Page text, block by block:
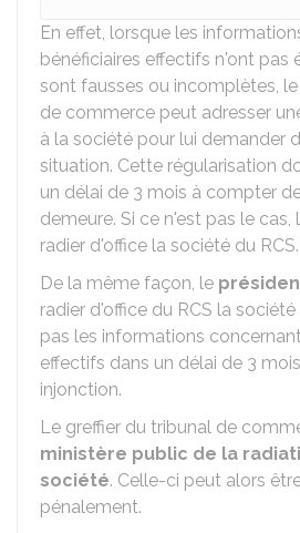
En effet, lorsque les
bénéficiaires effectifs n'ont pas
sont fausses ou incomplètes,
de commerce peut adresser
à la société pour lui demander
situation. Cette régularisation
un délai de 3 mois à compter
demeure. Si ce n'est pas le cas,
radier d'office la société du RCS.
De la même façon, le
radier d'office du RCS la
pas les informations
effectifs dans un délai de 3
injonction.
Le greffier du tribunal de
ministère public de la
société. Celle-ci peut alors
pénalement.